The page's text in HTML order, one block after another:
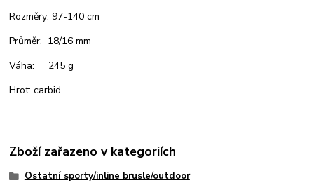
Rozměry: 97-140 cm
Průměr: 18/16 mm
Váha: 245 g
Hrot: carbid
Zboží zařazeno v kategoriích
Ostatní sporty/inline brusle/outdoor